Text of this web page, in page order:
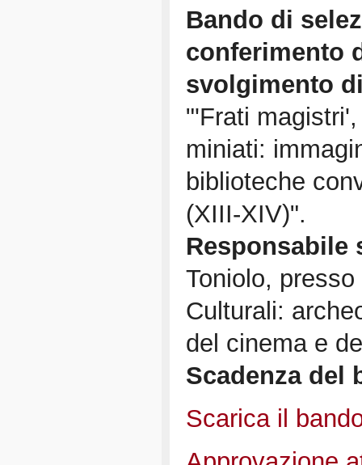
Bando di
conferimento
svolgimento
"'Frati
miniati:
biblioteche
(XIII-XIV)".
Responsabile
Toniolo,
Culturali:
del cinema e
Scadenza del
Scarica il